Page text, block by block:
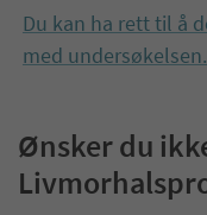
Du kan ha rett til å
med undersøkelsen.
Ønsker du